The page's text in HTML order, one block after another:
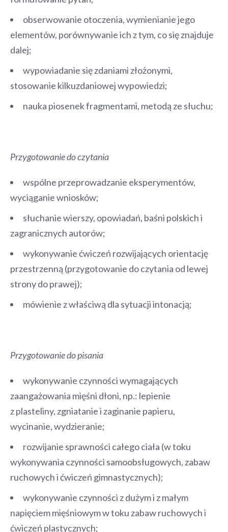
obserwowanie otoczenia, wymienianie jego
elementów, porównywanie ich z tym, co się znajduje
dalej;
wypowiadanie się zdaniami złożonymi,
stosowanie kilkuzdaniowej wypowiedzi;
nauka piosenek fragmentami, metodą ze słuchu;
Przygotowanie do czytania
wspólne przeprowadzanie eksperymentów,
wyciąganie wniosków;
słuchanie wierszy, opowiadań, baśni polskich i
zagranicznych autorów;
wykonywanie ćwiczeń rozwijających orientację
przestrzenną (przygotowanie do czytania od lewej
strony do prawej);
mówienie z właściwą dla sytuacji intonacją;
Przygotowanie do pisania
wykonywanie czynności wymagających
zaangażowania mięśni dłoni, np.: lepienie
z plasteliny, zgniatanie i zaginanie papieru,
wycinanie, wydzieranie;
rozwijanie sprawności całego ciała (w toku
wykonywania czynności samoobsługowych, zabaw
ruchowych i ćwiczeń gimnastycznych);
wykonywanie czynności z dużym i z małym
napięciem mięśniowym w toku zabaw ruchowych i
ćwiczeń plastycznych;